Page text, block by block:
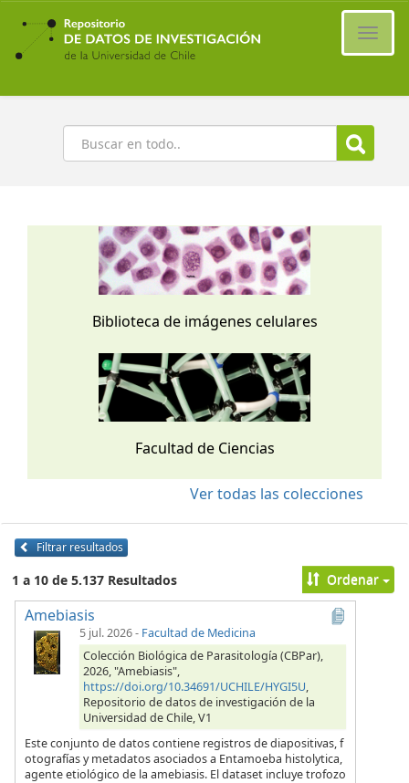
Ir
contenido
principal
Buscar
Biblioteca de imágenes celulares
Facultad de Ciencias
Ver todas las colecciones
Filtrar resultados
1 a 10 de 5.137 Resultados Ordenar
Amebiasis
5 jul. 2026- Facultad de Medicina
Colección Biológica de Parasitología (CBPar),
2026, "Amebiasis",
https://doi.org/10.34691/UCHILE/HYGI5U,
Repositorio de datos de investigación de la
Universidad de Chile, V1
Este conjunto de datos contiene registros de diapositivas, f
otografías y metadatos asociados a Entamoeba histolytica,
agente etiológico de la amebiasis. El dataset incluye trofozo